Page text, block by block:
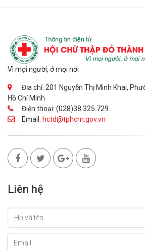
Vì mọi người, ở mọi nơi
Địa chỉ: 201 Nguyễn Thị Minh Khai,
Hồ Chí Minh
Điện thoại: (028)38.325.729
Email: hctd@tphcm.gov.vn
Liên hệ